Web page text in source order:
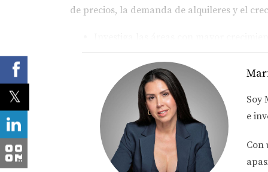
de precios, la demanda de alquileres y el
Analiza las tasas de vacantes: Un alto
Consulta informes de mercado:
Cita clave:
“El conocimiento del mercado local
Costos Operativos y Mantenimiento
Soy
e
Con